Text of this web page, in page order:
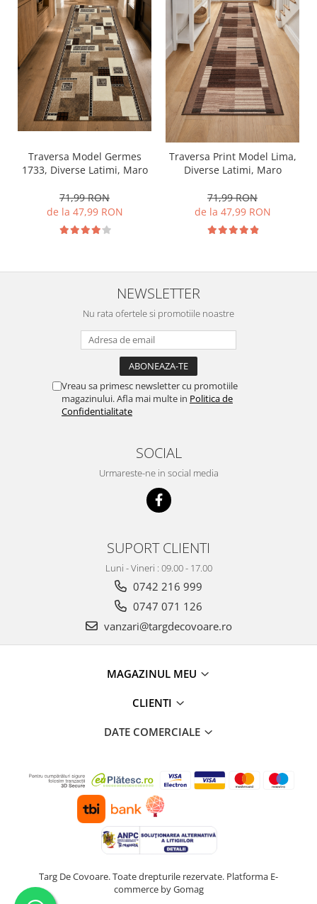
Traversa Model Germes
1733, Diverse Latimi, Maro
71,99 RON
de la 47,99 RON
Traversa Print Model Lima,
Diverse Latimi, Maro
71,99 RON
de la 47,99 RON
NEWSLETTER
Nu rata ofertele si promotiile noastre
Vreau sa primesc newsletter cu promotiile
magazinului. Afla mai multe in Politica de
Confidentialitate
SOCIAL
Urmareste-ne in social media
SUPORT CLIENTI
Luni - Vineri : 09.00 - 17.00
0742 216 999
0747 071 126
vanzari@targdecovoare.ro
MAGAZINUL MEU
CLIENTI
DATE COMERCIALE
Targ De Covoare. Toate drepturile rezervate. Platforma E-
commerce by Gomag